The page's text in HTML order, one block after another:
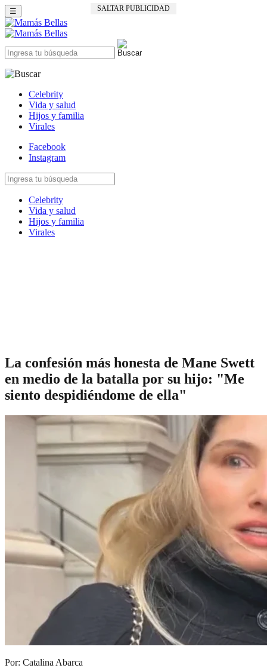
SALTAR PUBLICIDAD
☰
Celebrity
Vida y salud
Hijos y familia
Virales
Facebook
Instagram
Celebrity
Vida y salud
Hijos y familia
Virales
La confesión más honesta de Mane Swett
en medio de la batalla por su hijo: "Me
siento despidiéndome de ella"
Por: Catalina Abarca